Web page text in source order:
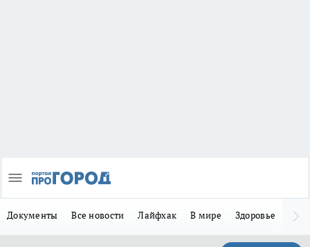
Документы Все новости Лайфхак В мире Здоровье